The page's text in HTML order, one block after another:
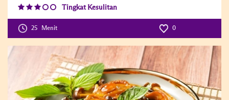
Tingkat Kesulitan
25 Menit 0